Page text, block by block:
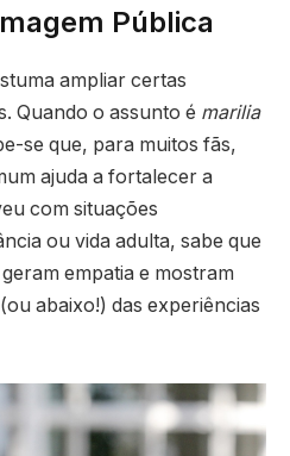
Pública
ampliar certas
Quando o assunto é marilia
se que, para muitos fãs,
ajuda a fortalecer a
com situações
ou vida adulta, sabe que
empatia e mostram
abaixo!) das experiências